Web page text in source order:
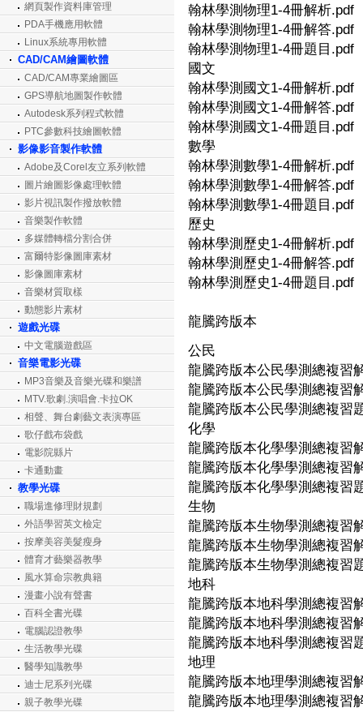
網頁製作資料庫管理
PDA手機應用軟體
Linux系統專用軟體
CAD/CAM繪圖軟體
CAD/CAM專業繪圖區
GPS導航地圖製作軟體
Autodesk系列程式軟體
PTC參數科技繪圖軟體
影像影音製作軟體
Adobe及Corel友立系列軟體
圖片繪圖影像處理軟體
影片視訊製作撥放軟體
音樂製作軟體
多媒體轉檔分割合併
富爾特影像圖庫素材
影像圖庫素材
音樂材質取樣
動態影片素材
遊戲光碟
中文電腦遊戲區
音樂電影光碟
MP3音樂及音樂光碟和樂譜
MTV.歌劇.演唱會.卡拉OK
相聲、舞台劇藝文表演專區
歌仔戲布袋戲
電影院縣片
卡通動畫
教學光碟
職場進修理財規劃
外語學習英文檢定
按摩美容美髮瘦身
體育才藝樂器教學
風水算命宗教典籍
漫畫小說有聲書
百科全書光碟
電腦認證教學
生活教學光碟
醫學知識教學
迪士尼系列光碟
親子教學光碟
翰林學測物理1-4冊解析.pdf
翰林學測物理1-4冊解答.pdf
翰林學測物理1-4冊題目.pdf
國文
翰林學測國文1-4冊解析.pdf
翰林學測國文1-4冊解答.pdf
翰林學測國文1-4冊題目.pdf
數學
翰林學測數學1-4冊解析.pdf
翰林學測數學1-4冊解答.pdf
翰林學測數學1-4冊題目.pdf
歷史
翰林學測歷史1-4冊解析.pdf
翰林學測歷史1-4冊解答.pdf
翰林學測歷史1-4冊題目.pdf
龍騰跨版本
公民
龍騰跨版本公民學測總複習
龍騰跨版本公民學測總複習
龍騰跨版本公民學測總複習
化學
龍騰跨版本化學學測總複習
龍騰跨版本化學學測總複習
龍騰跨版本化學學測總複習
生物
龍騰跨版本生物學測總複習
龍騰跨版本生物學測總複習
龍騰跨版本生物學測總複習
地科
龍騰跨版本地科學測總複習
龍騰跨版本地科學測總複習
龍騰跨版本地科學測總複習
地理
龍騰跨版本地理學測總複習
龍騰跨版本地理學測總複習